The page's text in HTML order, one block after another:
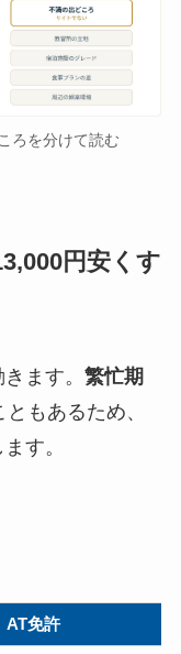
ろを分けて読む
円安くす
ます。 繁忙期
ともあるため、
す。
AT免許